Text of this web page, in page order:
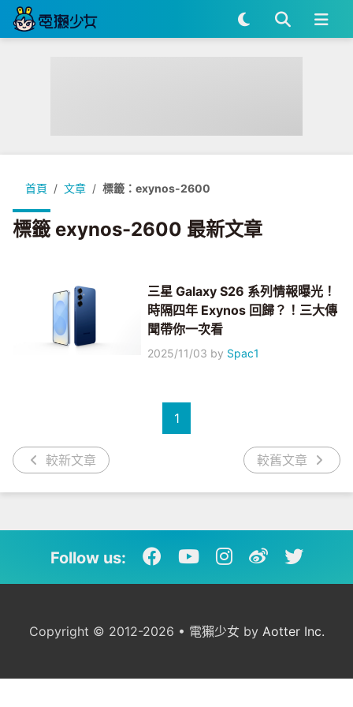
首頁 文章 標籤：exynos-2600
標籤 exynos-2600 最新文章
三星 Galaxy S26 系列情報曝光！
時隔四年 Exynos 回歸？！三大傳
聞帶你一次看
2025/11/03 by Spac1
較新文章
1
較舊文章
Follow us:
Copyright © 2012-2026 • 電獺少女 by Aotter Inc.